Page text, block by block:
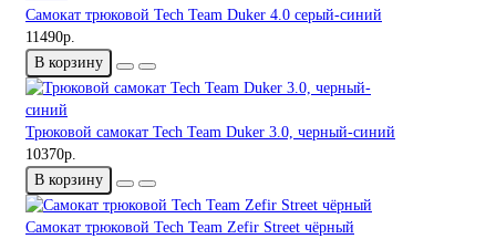
Самокат трюковой Tech Team Duker 4.0 серый-синий
11490р.
В корзину
Трюковой самокат Tech Team Duker 3.0, черный-синий
10370р.
В корзину
Самокат трюковой Tech Team Zefir Street чёрный